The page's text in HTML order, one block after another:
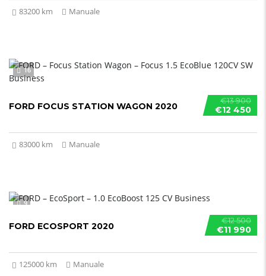
83200 km Manuale
16
€13 900
€12 450
FORD FOCUS STATION WAGON 2020
83000 km Manuale
9
€12 500
€11 990
FORD ECOSPORT 2020
125000 km Manuale